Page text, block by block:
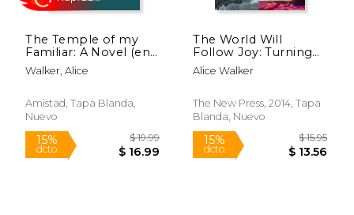
15%
dcto.
$ 13.95 15%
dcto.
The Temple of my
Familiar: A Novel (en
Inglés)
Walker, Alice
Amistad, Tapa Blanda,
Nuevo
The World Will
Follow Joy: Turning
Madness Into Flowers
(New Poems) (en
Alice Walker
The New Press, 2014, Tapa
Blanda, Nuevo